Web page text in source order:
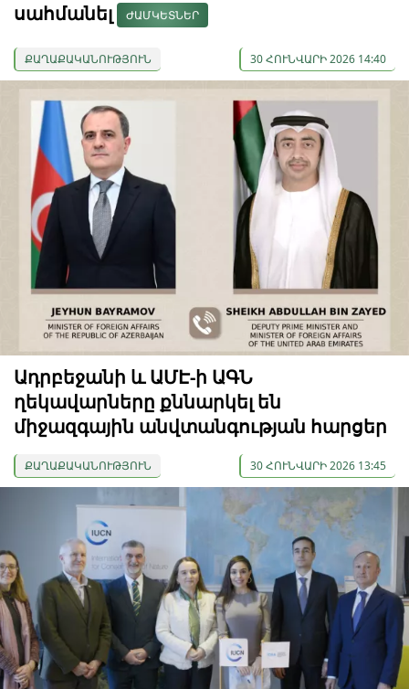
սահմանել
ԺԱՄԿԵՏՆԵՐ
ՔԱՂԱՔԱԿԱՆՈՒԹՅՈՒՆ 30 ՀՈՒՆՎԱՐԻ 2026 14:40
Ադրբեջանի և ԱՄԷ-ի ԱԳՆ
ղեկավարները քննարկել են
միջազգային անվտանգության հարցեր
ՔԱՂԱՔԱԿԱՆՈՒԹՅՈՒՆ 30 ՀՈՒՆՎԱՐԻ 2026 13:45